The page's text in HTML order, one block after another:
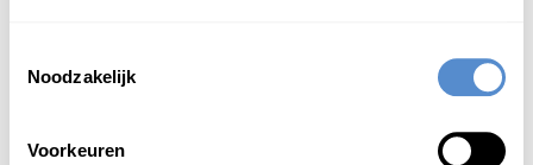
Noodzakelijk
Voorkeuren
3
toiletbezoek; zijn behoefte doen
(Edo periode) hofleverancier